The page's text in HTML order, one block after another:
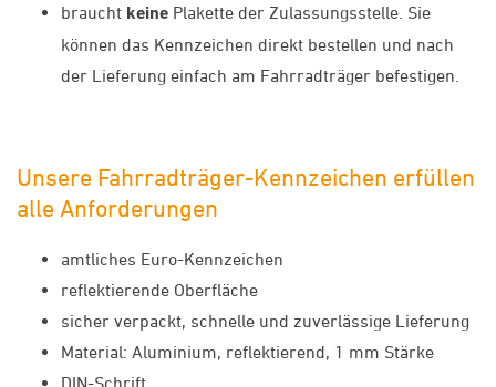
braucht keine Plakette der Zulassungsstelle. Sie
können das Kennzeichen direkt bestellen und nach
der Lieferung einfach am Fahrradträger befestigen.
Unsere Fahrradträger-Kennzeichen erfüllen
alle Anforderungen
amtliches Euro-Kennzeichen
reflektierende Oberfläche
sicher verpackt, schnelle und zuverlässige Lieferung
Material: Aluminium, reflektierend, 1 mm Stärke
DIN-Schrift